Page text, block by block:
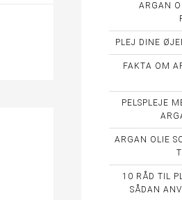
ARGAN
PLEJ DINE
FAKTA OM
PELSPLEJE
ARGAN OLIE
10 RÅD TIL
SÅDAN